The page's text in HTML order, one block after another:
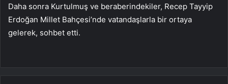
Daha sonra Kurtulmuş ve beraberindekiler, Recep Tayyip
Erdoğan Millet Bahçesi’nde vatandaşlarla bir ortaya
gelerek, sohbet etti.